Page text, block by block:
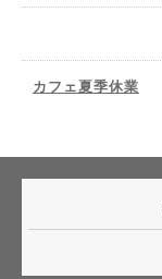
カフェ夏季休業